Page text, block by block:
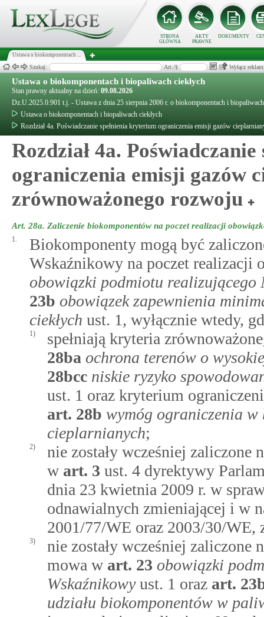
STRONA
GŁÓWNA
AKTY
PRAWNE
DOKUMENTY
Ustawa o biokomponentach ...
Szukaj: Art./§ Wyłącz
Ustawa o biokomponentach i biopaliwach ciekłych
Stan prawny aktualny na dzień: 09.08.2026
Dz.U.2025.0.901 t.j. - Ustawa z dnia 25 sierpnia 2006 r. o biokomponentach i
Ustawa o biokomponentach i biopaliwach ciekłych
Rozdział 4a. Poświadczanie spełnienia kryterium ograniczenia emisji gazów
Rozdział 4a.
ograniczenia emisji gazów
zrównoważonego rozwoju
Art. 28a. Zaliczenie biokomponentów na poczet realizacji
1.
Biokomponenty mogą być
Wskaźnikowy na poczet
obowiązki podmiotu realizującego
23b obowiązek zapewnienia
ciekłych ust. 1, wyłącznie wtedy,
1)
spełniają kryteria
28ba ochrona terenów o
28bcc niskie ryzyko
ust. 1 oraz kryterium
art. 28b wymóg ograniczenia
cieplarnianych;
2)
nie zostały wcześniej zaliczone
w art. 3 ust. 4 dyrektywy
dnia 23 kwietnia 2009 r. w
odnawialnych zmieniającej i w
2001/77/WE oraz 2003/30/WE,
3)
nie zostały wcześniej
mowa w art. 23 obowiązki
Wskaźnikowyust. 1 oraz art.
udziału biokomponentów w